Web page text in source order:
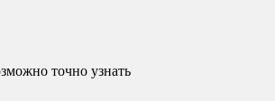
точно узнать